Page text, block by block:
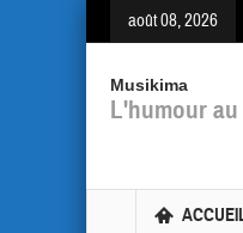
août 08, 2026
Musikima
L'humour